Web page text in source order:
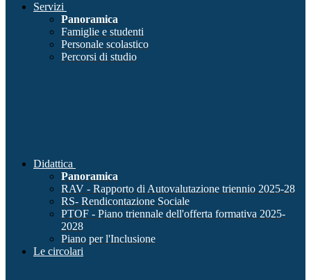
Servizi
Panoramica
Famiglie e studenti
Personale scolastico
Percorsi di studio
Didattica
Panoramica
RAV - Rapporto di Autovalutazione triennio 2025-28
RS- Rendicontazione Sociale
PTOF - Piano triennale dell'offerta formativa 2025-
2028
Piano per l'Inclusione
Le circolari